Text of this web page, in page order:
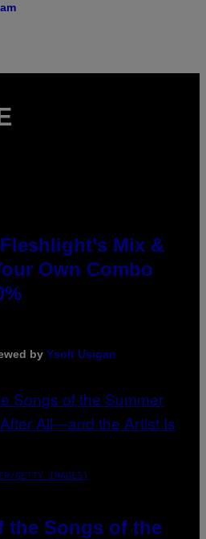
Mix &
Own Combo
by Ysolt Usigan
GETTY IMAGES)
the Songs of the